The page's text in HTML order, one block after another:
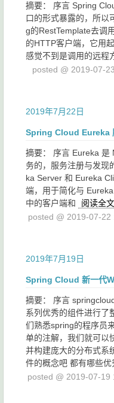
摘要： 序言 Spring
口的形式暴露的，所以
g的RestTemplate去调
的HTTP客户端，它用
感觉不到是调用的远程
posted @ 2019-07-
2019年7月22日
Spring Cloud Eureka
摘要： 序言 Eureka 是
务的，服务注册与发现
ka Server 和 Eureka
端，用于简化与
中的客户端和
阅读全文
posted @ 2019-07-22
2019年7月19日
Spring Cloud 新一代
摘要： 序言
系列优秀的组件进行了
们熟悉spring的程序员
单的注解，我们就可以
并构建庞大的分布式系
件的概念吧 都有哪些优
posted @ 2019-07-19